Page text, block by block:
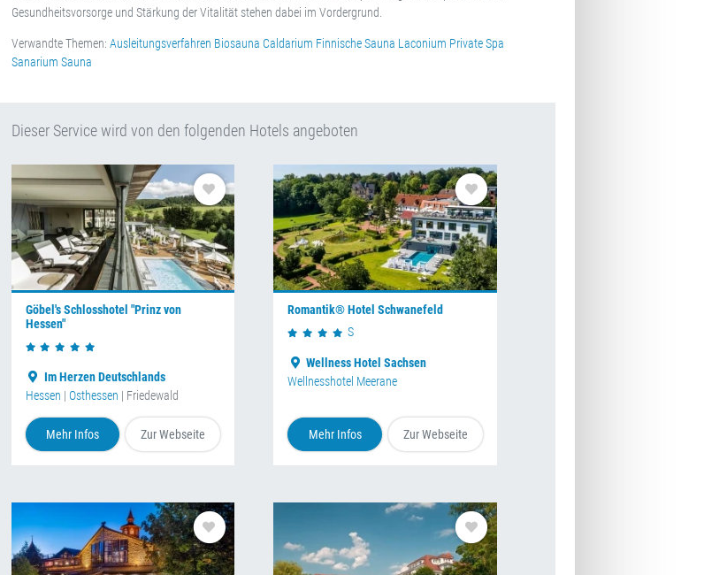
Gesundheitsvorsorge und Stärkung der Vitalität stehen dabei im Vordergrund.
Verwandte Themen: Ausleitungsverfahren Biosauna Caldarium Finnische Sauna Laconium Private Spa
Sanarium Sauna
Dieser Service wird von den folgenden Hotels angeboten
Göbel's Schlosshotel "Prinz von
Hessen"
Im Herzen Deutschlands
Hessen | Osthessen | Friedewald
Mehr Infos Zur Webseite
Romantik® Hotel Schwanefeld
S
Wellness Hotel Sachsen
Wellnesshotel Meerane
Mehr Infos Zur Webseite